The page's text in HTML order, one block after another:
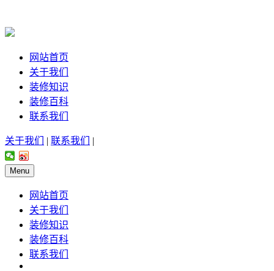
网站首页
关于我们
装修知识
装修百科
联系我们
关于我们 | 联系我们 |
Menu
网站首页
关于我们
装修知识
装修百科
联系我们